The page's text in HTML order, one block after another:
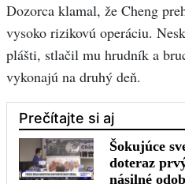
Dozorca klamal, že Cheng
vysoko rizikovú operáciu.
plášti, stlačil mu hrudník a
vykonajú na druhý deň.